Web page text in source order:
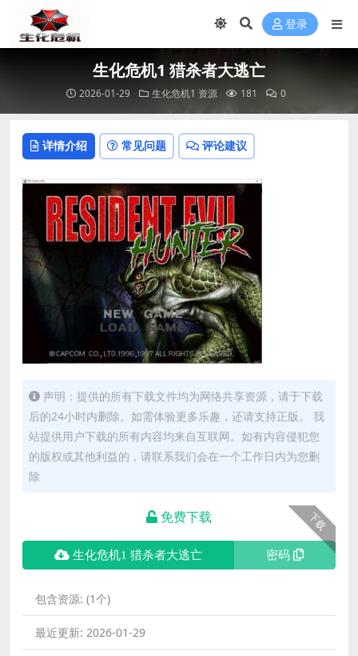
登录
生化危机1 猎杀者大逃亡
2026-01-29 生化危机1 资源 181 0
详情介绍 常见问题 评论建议
声明：提供的所有下载文件均为网络共享资源，请于下载
后的24小时内删除。如需体验更多乐趣，还请支持正版。 我
站提供用户下载的所有内容均来自互联网。如有内容侵犯您
的版权或其他利益的，请联系我们会在一个工作日内为您删
除
下载
免费下载
生化危机1 猎杀者大逃亡 密码
包含资源: (1个)
最近更新: 2026-01-29